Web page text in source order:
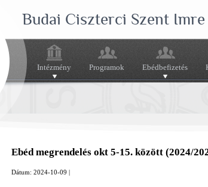
Budai Ciszterci Szent
Intézmény Programok Ebédbefizetés
Ebéd megrendelés okt 5-15. között (2024/
Dátum: 2024-10-09 |